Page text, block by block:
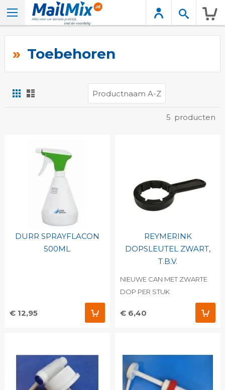
Toebehoren
Foto-
tabel
5 producten
DURR SPRAYFLACON
500ML
€ 12,95
REYMERINK
DOPSLEUTEL ZWART,
T.B.V.
NIEUWE CAN MET ZWARTE
DOP PER STUK
€ 6,40